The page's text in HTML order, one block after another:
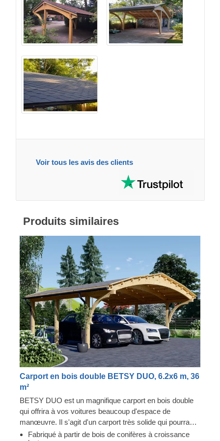
Voir tous les avis des clients
Produits similaires
Carport en bois double BETSY DUO, 6.2x6 m, 36
m²
BETSY DUO est un magnifique carport en bois double
qui offrira à vos voitures beaucoup d'espace de
manœuvre. Il s'agit d'un carport très solide qui pourra
vous servir pendant des années ! En effet, ce carport
Fabriqué à partir de bois de conifères à croissance